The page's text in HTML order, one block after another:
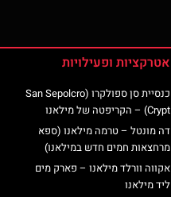
אטרקציות ופעילויות
כנסיית סן ספולקרו (San Sepolcro
Crypt) – הקריפטה של מילאנו
דה מונטל – טרמה מילאנו (ספא
מרחצאות חמים חדש במילאנו)
אקווה וורלד מילאנו – פארק מים
ליד מילאנו